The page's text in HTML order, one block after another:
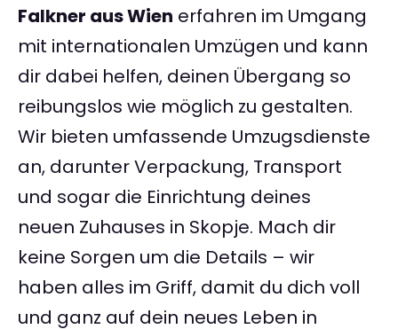
Falkner aus Wien erfahren im Umgang
mit internationalen Umzügen und kann
dir dabei helfen, deinen Übergang so
reibungslos wie möglich zu gestalten.
Wir bieten umfassende Umzugsdienste
an, darunter Verpackung, Transport
und sogar die Einrichtung deines
neuen Zuhauses in Skopje. Mach dir
keine Sorgen um die Details – wir
haben alles im Griff, damit du dich voll
und ganz auf dein neues Leben in